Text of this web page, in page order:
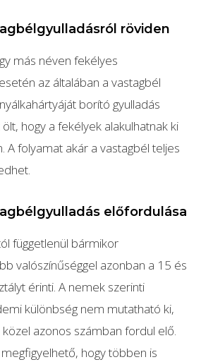
röviden
más néven fekélyes
az általában a vastagbél
borító gyulladás
hogy a fekélyek alakulhatnak ki
A folyamat akár a vastagbél teljes
előfordulása
függetlenül bármikor
valószínűséggel azonban a 15 és
érinti. A nemek szerinti
különbség nem mutatható ki,
azonos számban fordul elő.
hogy többen is